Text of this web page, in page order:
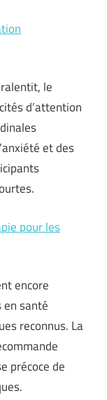
le
d’attention
et des
pour les
encore
en santé
reconnus. La
précoce de